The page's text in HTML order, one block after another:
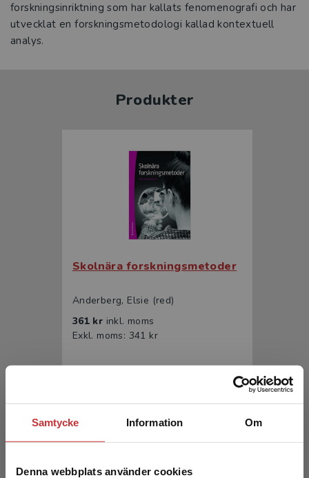
Samtycke Information Om
Denna webbplats använder cookies
forskningsinriktning som har kallats fenomenografi och har
utvecklat en forskningsmetodologi kallad kontextuell
analys.
Produkter
Skolnära forskningsmetoder
Anderberg, Elsie (red)
361 kr inkl. moms
Exkl. moms: 341 kr